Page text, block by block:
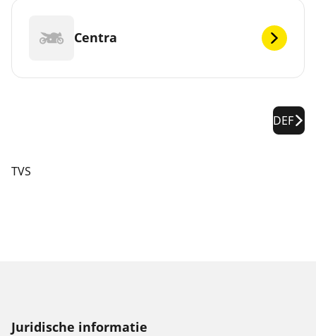
Centra
DEF
TVS
Juridische informatie